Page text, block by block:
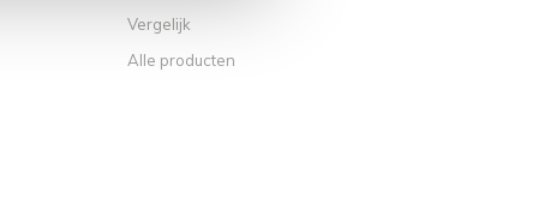
Vergelijk
Alle producten